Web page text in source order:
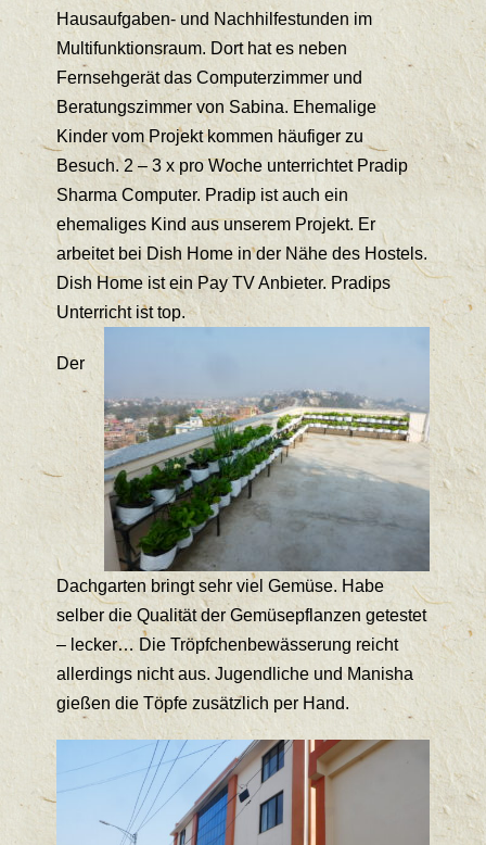
Hausaufgaben- und Nachhilfestunden im
Multifunktionsraum. Dort hat es neben
Fernsehgerät das Computerzimmer und
Beratungszimmer von Sabina. Ehemalige
Kinder vom Projekt kommen häufiger zu
Besuch. 2 – 3 x pro Woche unterrichtet Pradip
Sharma Computer. Pradip ist auch ein
ehemaliges Kind aus unserem Projekt. Er
arbeitet bei Dish Home in der Nähe des Hostels.
Dish Home ist ein Pay TV Anbieter. Pradips
Unterricht ist top.
Der
Dachgarten bringt sehr viel Gemüse. Habe
selber die Qualität der Gemüsepflanzen getestet
– lecker… Die Tröpfchenbewässerung reicht
allerdings nicht aus. Jugendliche und Manisha
gießen die Töpfe zusätzlich per Hand.